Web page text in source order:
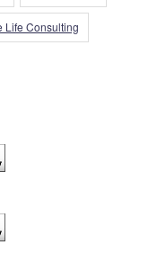
Life Consulting